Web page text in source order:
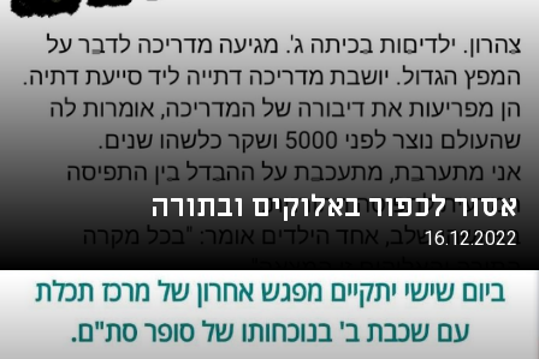
אסור לכפור באלוקים ובתורה
16.12.2022